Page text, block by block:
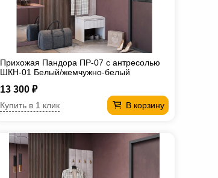
Прихожая Пандора ПР-07 с антресолью
ШКН-01 Белый/жемчужно-белый
13 300 ₽
В корзину
Купить в 1 клик